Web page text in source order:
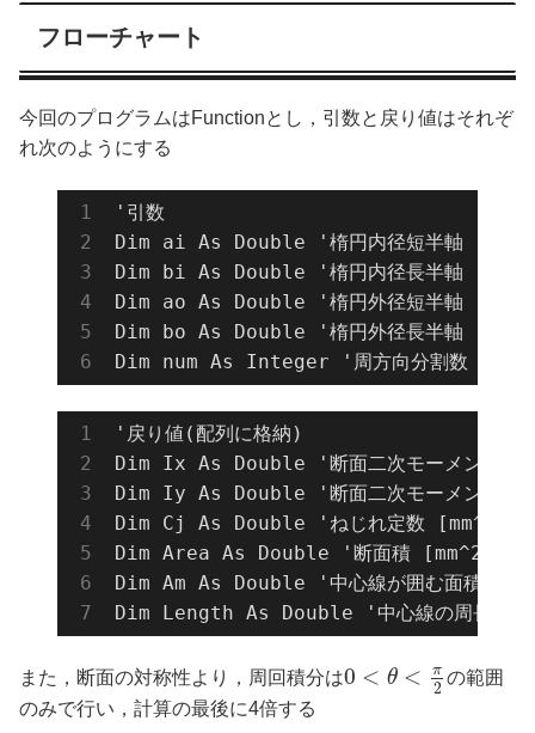
フローチャート
今回のプログラムはFunctionとし，引数と戻り値はそれぞ
れ次のようにする
'引数
Dim ai As Double '楕円内径短半軸 [mm]
Dim bi As Double '楕円内径長半軸 [mm]
Dim ao As Double '楕円外径短半軸 [mm]
Dim bo As Double '楕円外径長半軸 [mm]
Dim num As Integer '周方向分割数
'戻り値(配列に格納)
Dim Ix As Double '断面二次モーメント
Dim Iy As Double '断面二次モーメント
Dim Cj As Double 'ねじれ定数 [mm^4]
Dim Area As Double '断面積 [mm^2]
Dim Am As Double '中心線が囲む面積
Dim Length As Double '中心線の周長
また，断面の対称性より，周回積分は0 < θ < π
2
の範囲
のみで行い，計算の最後に4倍する